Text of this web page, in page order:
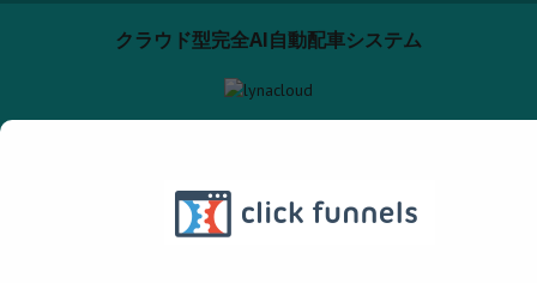
クラウド型完全AI自動配車システム
お問い合わせフォーム